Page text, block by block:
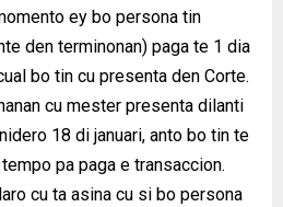
ey bo persona tin
den terminonan) paga te 1 dia
bo tin cu presenta den Corte.
cu mester presenta dilanti
18 di januari, anto bo tin te
pa paga e transaccion.
cu ta asina cu si bo persona